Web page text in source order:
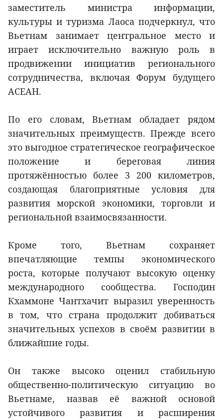
заместитель министра информации,
культуры и туризма Лаоса подчеркнул, что
Вьетнам занимает центральное место и
играет исключительно важную роль в
продвижении инициатив регионального
сотрудничества, включая Форум будущего
АСЕАН.
По его словам, Вьетнам обладает рядом
значительных преимуществ. Прежде всего
это выгодное стратегическое географическое
положение и береговая линия
протяжённостью более 3 200 километров,
создающая благоприятные условия для
развития морской экономики, торговли и
региональной взаимосвязанности.
Кроме того, Вьетнам сохраняет
впечатляющие темпы экономического
роста, которые получают высокую оценку
международного сообщества. Господин
Кхаммоне Чантхачит выразил уверенность
в том, что страна продолжит добиваться
значительных успехов в своём развитии в
ближайшие годы.
Он также высоко оценил стабильную
общественно-политическую ситуацию во
Вьетнаме, назвав её важной основой
устойчивого развития и расширения